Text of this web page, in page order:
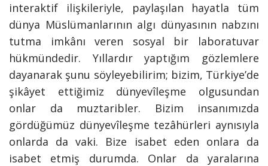
interaktif ilişkileriyle, paylaşılan hayatla tüm
dünya Müslümanlarının algı dünyasının nabzını
tutma imkânı veren sosyal bir laboratuvar
hükmündedir. Yıllardır yaptığım gözlemlere
dayanarak şunu söyleyebilirim; bizim, Türkiye’de
şikâyet ettiğimiz dünyevîleşme olgusundan
onlar da muztaribler. Bizim insanımızda
gördüğümüz dünyevîleşme tezâhürleri aynısıyla
onlarda da vaki. Bize isabet eden onlara da
isabet etmiş durumda. Onlar da yaralarına